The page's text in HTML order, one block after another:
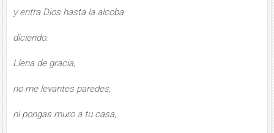
y entra Dios hasta la alcoba
diciendo:
Llena de gracia,
no me levantes paredes,
ni pongas muro a tu casa,